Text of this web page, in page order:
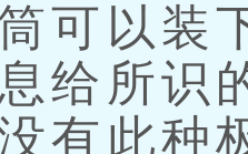
可以装
给所识
有此种